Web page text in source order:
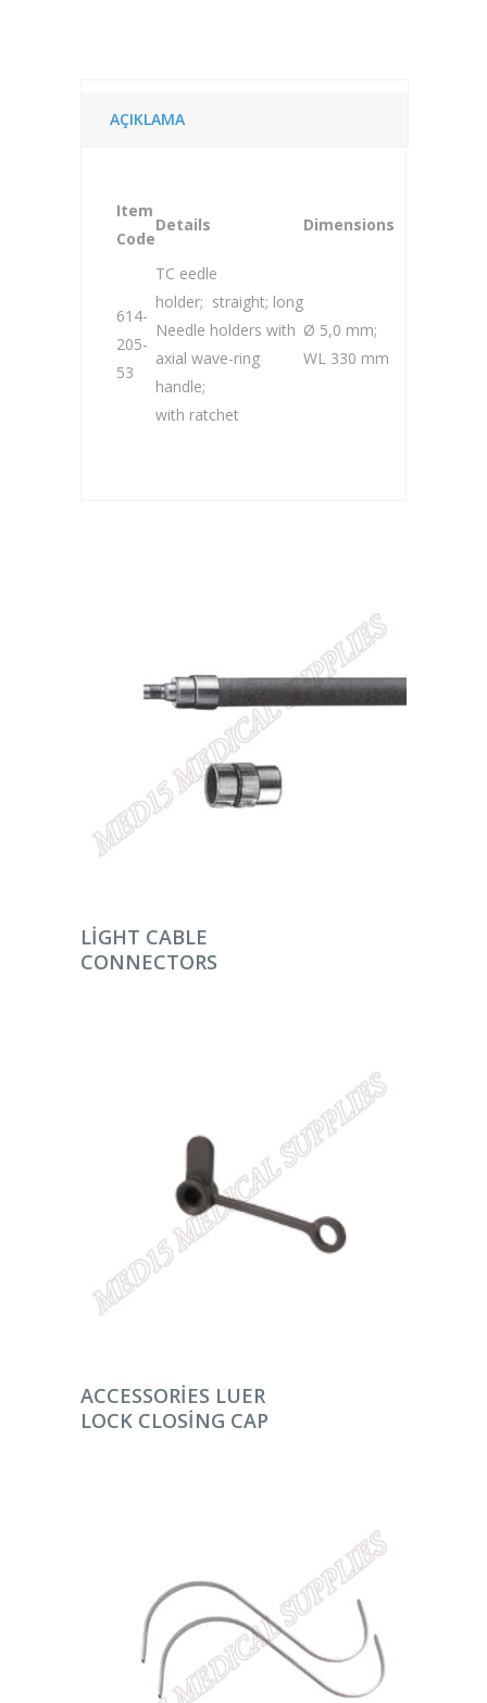
AÇIKLAMA
Item
Code
Details Dimensions
614-
205-
53
TC eedle
holder; straight; long
Needle holders with
axial wave-ring
handle;
with ratchet
Ø 5,0 mm;
WL 330 mm
DEVAMINI OKU
LIGHT CABLE
CONNECTORS
DEVAMINI OKU
ACCESSORIES LUER
LOCK CLOSING CAP